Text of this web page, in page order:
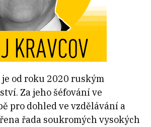
je od roku 2020 ruským
Za jeho šéfování ve
pro dohled ve vzdělávání a
řada soukromých vysokých